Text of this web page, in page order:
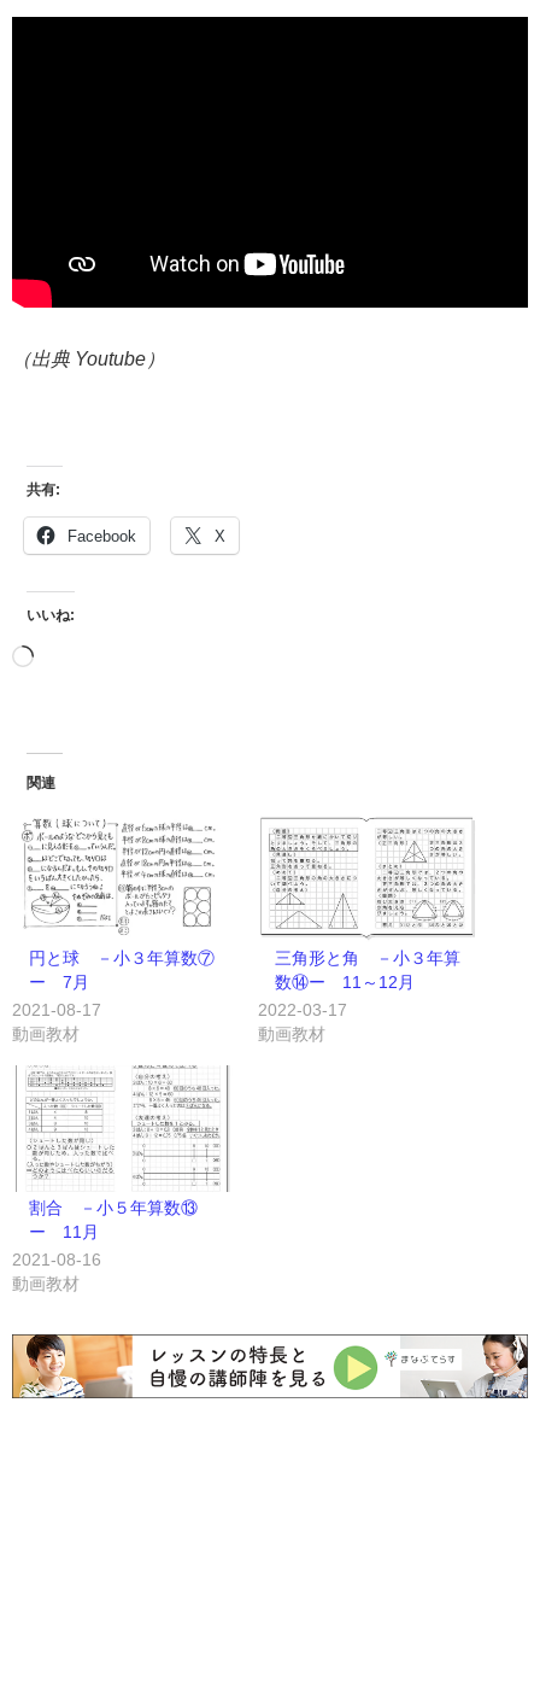
（出典 Youtube）
共有:
Facebook X
いいね:
関連
円と球 －小３年算数⑦
ー 7月
2021-08-17
動画教材
三角形と角 －小３年算
数⑭ー 11～12月
2022-03-17
動画教材
割合 －小５年算数⑬
ー 11月
2021-08-16
動画教材